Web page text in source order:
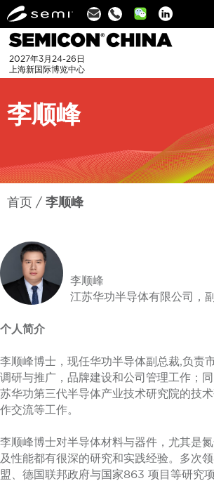
Linkedin
2027年3月24-26日
上海新国际博览中心
李顺峰
首页 李顺峰
李顺峰
江苏华功半导体有限公司，
个人简介
李顺峰博士，现任华功半导体副总裁,负责
调研与推广，品牌建设和公司管理工作；
苏华功第三代半导体产业技术研究院的技
作交流等工作。
李顺峰博士对半导体材料与器件，尤其是
及性能都有很深的研究和实践经验。多次
盟、德国联邦政府与国家863 项目等研究